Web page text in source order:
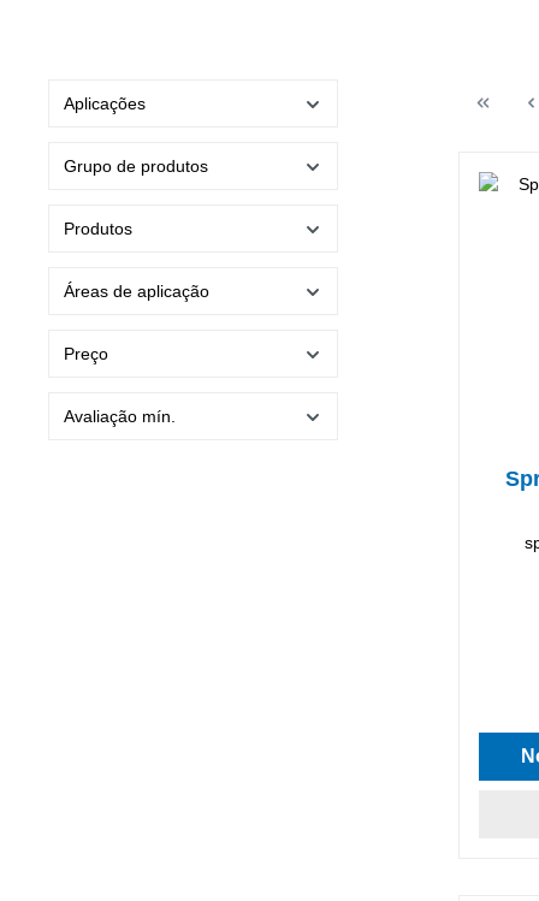
Aplicações
Grupo de produtos
Produtos
Áreas de aplicação
Preço
Avaliação mín.